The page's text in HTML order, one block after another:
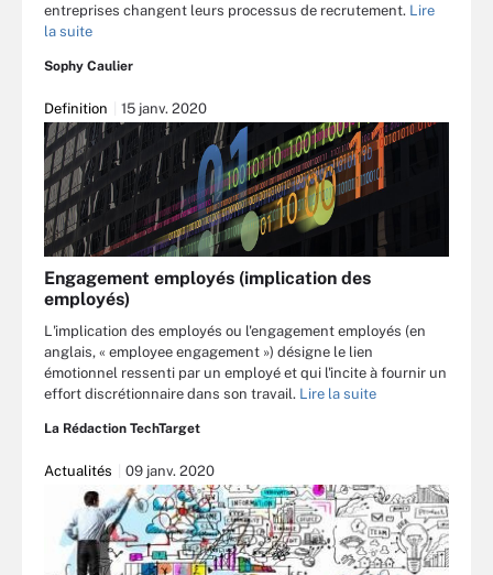
entreprises changent leurs processus de recrutement. Lire
la suite
Sophy Caulier
Definition 15 janv. 2020
Engagement employés (implication des
employés)
L'implication des employés ou l'engagement employés (en
anglais, « employee engagement ») désigne le lien
émotionnel ressenti par un employé et qui l'incite à fournir un
effort discrétionnaire dans son travail. Lire la suite
La Rédaction TechTarget
Actualités 09 janv. 2020